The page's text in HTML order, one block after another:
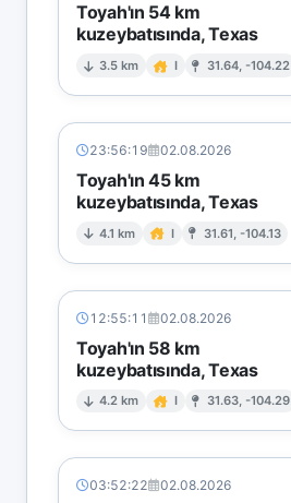
Toyah'ın 54 km
kuzeybatısında, Texas
3.5 km I 31.64, -104.22
23:56:19 02.08.2026
Toyah'ın 45 km
kuzeybatısında, Texas
4.1 km I 31.61, -104.13
12:55:11 02.08.2026
Toyah'ın 58 km
kuzeybatısında, Texas
4.2 km I 31.63, -104.29
03:52:22 02.08.2026